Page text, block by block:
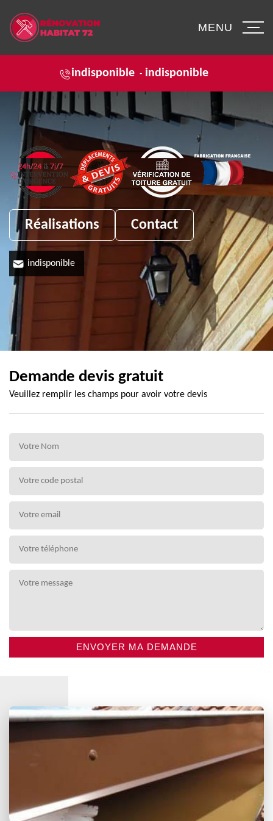
indisponible - indisponible
MENU
Réalisations Contact
indisponible
Demande devis gratuit
Veuillez remplir les champs pour avoir votre devis